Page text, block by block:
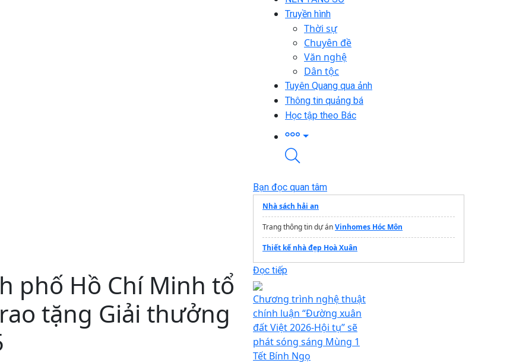
Truyền hình
Thời sự
Chuyên đề
Văn nghệ
Dân tộc
Tuyên Quang qua ảnh
Thông tin quảng bá
Học tập theo Bác
phố Hồ Chí Minh tổ
tặng Giải thưởng
Bạn đọc quan tâm
Nhà sách hải an
Trang thông tin dự ánVinhomes Hóc Môn
Thiết kế nhà đẹp Hoà Xuân
Đọc tiếp
Chương trình nghệ thuật
chính luận “Đường xuân
đất Việt 2026-Hội tụ” sẽ
phát sóng sáng Mùng 1
Tết Bính Ngọ